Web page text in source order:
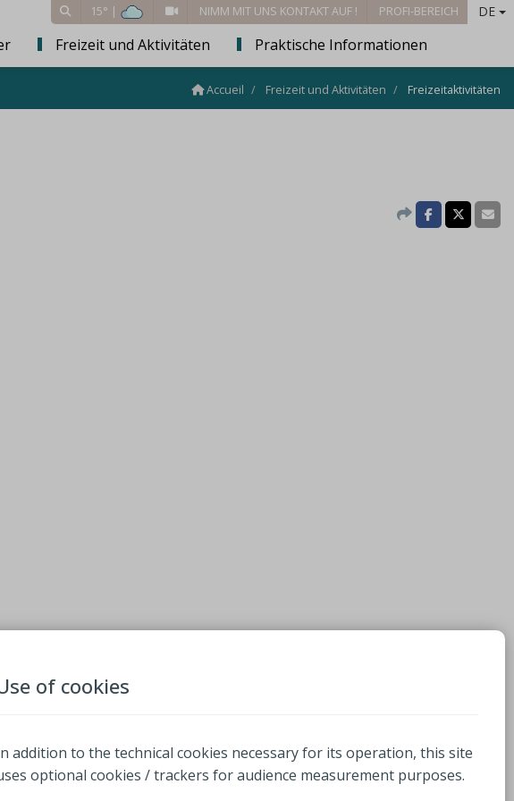
15° | NIMM MIT UNS KONTAKT AUF ! PROFI-BEREICH DE
Freizeit und Aktivitäten Praktische Informationen
Accueil Freizeit und Aktivitäten Freizeitaktivitäten
of cookies
addition to the technical cookies necessary for its operation, this site
optional cookies / trackers for audience measurement purposes.